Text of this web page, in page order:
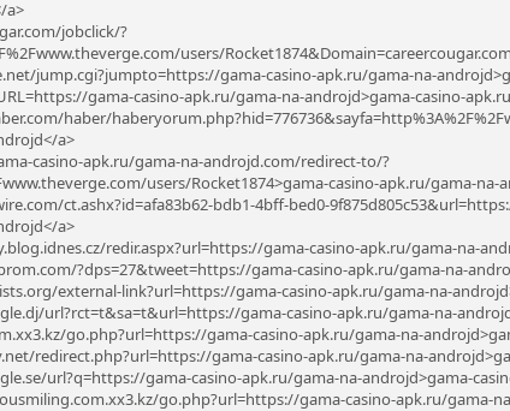
a>
jobclick/?
users/
jump.cgi?jumpto=https://gama-casino-apk.ru/gama-na-
gama-casino-apk.ru/gama-na-androjd>gama-casino-
haber/
a>
casino-apk.ru/gama-na-androjd.com/redirect-to/?
users/Rocket1874>gama-casino-apk.ru/gama-na-
ct.ashx?id=afa83b62-bdb1-4bff-bed0-
a>
redir.aspx?url=https://gama-casino-apk.ru/gama-na-
?dps=27&tweet=https://gama-casino-apk.ru/gama-na-
external-link?url=https://gama-casino-apk.ru/gama-na-
url?rct=t&sa=t&url=https://gama-casino-apk.ru/gama-na-
go.php?url=https://gama-casino-apk.ru/gama-na-
redirect.php?url=https://gama-casino-apk.ru/gama-na-
url?q=https://gama-casino-apk.ru/gama-na-androjd>gama-
go.php?url=https://gama-casino-apk.ru/gama-